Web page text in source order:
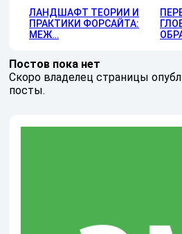
ЛАНДШАФТ ТЕОРИИ И
ПРАКТИКИ ФОРСАЙТА:
МЕЖ…
Постов пока нет
Скоро владелец страницы
посты.